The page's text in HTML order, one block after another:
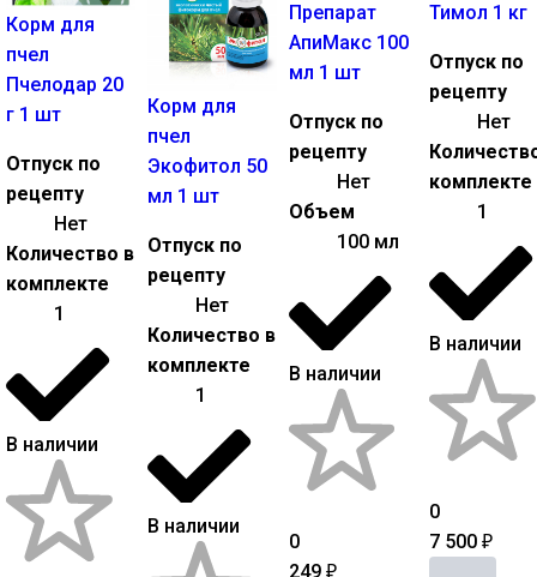
Корм для
пчел
Пчелодар 20
г 1 шт
Отпуск по
рецепту
Нет
Количество в
комплекте
1
В наличии
Корм для
пчел
Экофитол 50
мл 1 шт
Отпуск по
рецепту
Нет
Количество в
комплекте
1
В наличии
Препарат
АпиМакс 100
мл 1 шт
Отпуск по
рецепту
Нет
Объем
100 мл
В наличии
0
249 ₽
Тимол 1 кг
Отпуск по
рецепту
Нет
комплекте
1
В наличии
0
7 500₽